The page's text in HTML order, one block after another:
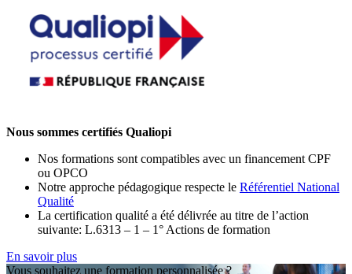
Nous sommes certifiés Qualiopi
Nos formations sont compatibles avec un financement CPF
ou OPCO
Notre approche pédagogique respecte le Référentiel National
Qualité
La certification qualité a été délivrée au titre de l’action
suivante: L.6313 – 1 – 1° Actions de formation
En savoir plus
Vous souhaitez une formation personnalisée ?